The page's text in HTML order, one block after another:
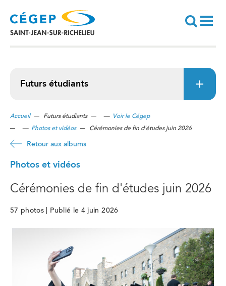
contenu
principal
Recherche
Futurs étudiants
Accueil Futurs étudiants — Voir le Cégep
— Photos et vidéos Cérémonies de fin d'études juin 2026
Retour aux albums
Photos et vidéos
Cérémonies de fin d'études juin 2026
57 photos | Publié le 4 juin 2026